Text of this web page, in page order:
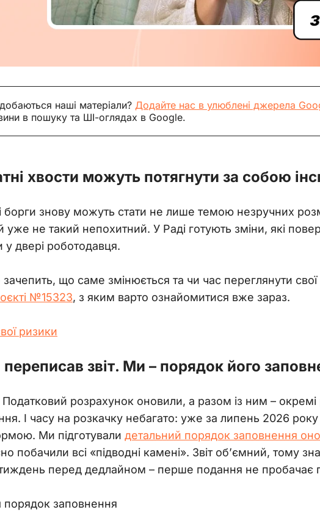
наші матеріали? Додайте нас в улюблені джерела
в пошуку та ШІ-оглядах в Google.
хвости можуть потягнути за собою
борги знову можуть стати не лише темою незручних
уже не такий непохитний. У Раді готують зміни, які
у двері роботодавця.
зачепить, що саме змінюється та чи час переглянути свої
№15323, з яким варто ознайомитися вже зараз.
ризики
переписав звіт. Ми – порядок його
розрахунок оновили, а разом із ним –
І часу на розкачку небагато: уже за липень 2026
Ми підготували детальний порядок заповнення
побачили всі «підводні камені». Звіт об’ємний, тому
тиждень перед дедлайном – перше подання не пробачає
порядок заповнення